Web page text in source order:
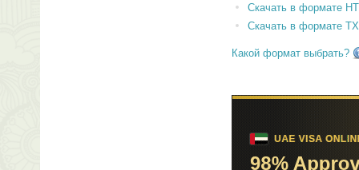
Скачать в формате
Скачать в формате
Какой формат выбрать?